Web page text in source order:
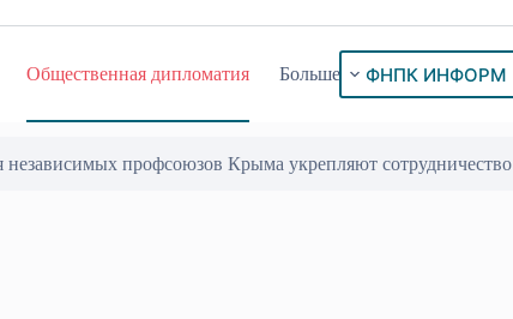
Общественная дипломатия Больше ФНПК ИНФОРМ
профсоюзов Крыма укрепляют сотрудничество